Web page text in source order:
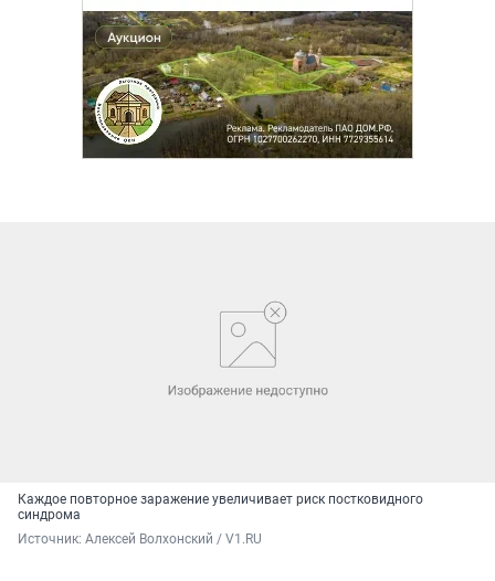
Каждое повторное заражение увеличивает риск постковидного
синдрома
Источник: Алексей Волхонский / V1.RU